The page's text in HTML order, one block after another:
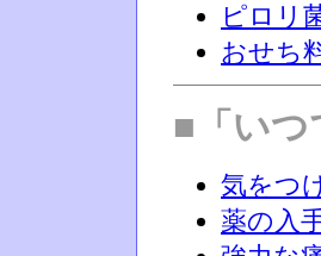
ピロリ
おせち
■「いつ
気をつ
薬の入